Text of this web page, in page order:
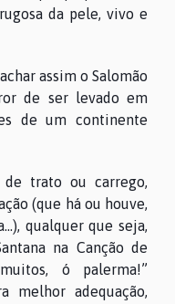
da pele, vivo e
assim o Salomão
de ser levado em
de um continente
trato ou carrego,
(que há ou houve,
qualquer que seja,
na Canção de
ó palerma!”
melhor adequação,